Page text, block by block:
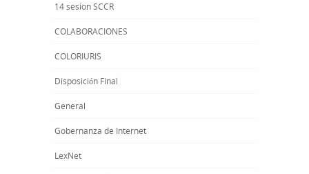
14 sesion SCCR
COLABORACIONES
COLORIURIS
Disposición Final
General
Gobernanza de Internet
LexNet